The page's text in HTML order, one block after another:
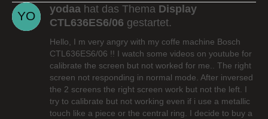
yodaa hat das Thema Display
CTL636ES6/06 gestartet.
Hello, I m very angry with my coffe machine Bosch
CTL636ES6/06 !! I watch some videos on youtube for
calibrate the screen but not worked for me.. The right
screen not responding in normal mode. After inversed
the 2 screens the right screen work but not the left. I
try to calibrate but not working even if i use a metallic
touch like a piece or the central ring. I decide to buy a